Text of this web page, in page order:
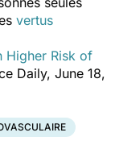
vertus
Higher Risk of
Daily, June 18,